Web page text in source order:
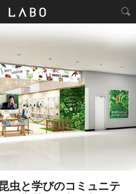
虫と学びのコミュニテ